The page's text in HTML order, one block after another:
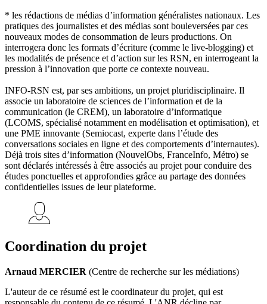
* les rédactions de médias d’information généralistes nationaux. Les
pratiques des journalistes et des médias sont bouleversées par ces
nouveaux modes de consommation de leurs productions. On
interrogera donc les formats d’écriture (comme le live-blogging) et
les modalités de présence et d’action sur les RSN, en interrogeant la
pression à l’innovation que porte ce contexte nouveau.
INFO-RSN est, par ses ambitions, un projet pluridisciplinaire. Il
associe un laboratoire de sciences de l’information et de la
communication (le CREM), un laboratoire d’informatique
(LCOMS, spécialisé notamment en modélisation et optimisation), et
une PME innovante (Semiocast, experte dans l’étude des
conversations sociales en ligne et des comportements d’internautes).
Déjà trois sites d’information (NouvelObs, FranceInfo, Métro) se
sont déclarés intéressés à être associés au projet pour conduire des
études ponctuelles et approfondies grâce au partage des données
confidentielles issues de leur plateforme.
Coordination du projet
Arnaud MERCIER (Centre de recherche sur les médiations)
L'auteur de ce résumé est le coordinateur du projet, qui est